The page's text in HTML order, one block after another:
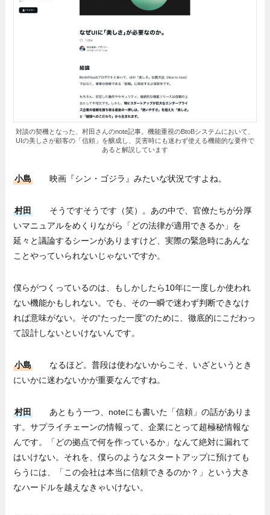
対談の契機となった、村田さんのnote記事。機能重視のBtoBシステムにおいて、
UIの美しさが顧客の「信頼」を醸成し、災害時にも迷わず使える機能的な要件で
あると解説しています
小島 映画『シン・ゴジラ』みたいな状況ですよね。
村田
そうですそうです（笑）。あの中で、官僚たちが分厚
いマニュアルをめくりながら「どの法律が適用できるか」を
延々と議論するシーンがありますけど、実際の緊急時にあんな
ことやっていられないじゃないですか。
僕らがつくっているのは、もしかしたら10年に一度しか使われ
ない機能かもしれない。でも、その一瞬で迷わず判断できなけ
れば意味がない。その“たった一度”のために、徹底的にこだわっ
て設計しないといけないんです。
小島
なるほど。普段は使わないからこそ、いざというとき
にいかに迷わないかが重要なんですね。
村田
あともう一つ、noteにも書いた「信頼」の話がありま
す。サプライチェーンの情報って、企業にとって超極秘情報な
んです。「どの拠点で何を作っているか」なんて絶対に漏れて
はいけない。それを、僕らのようなスタートアップに預けても
らうには、「この会社は本当に信頼できるのか？」という大き
なハードルを越えなきゃいけない。